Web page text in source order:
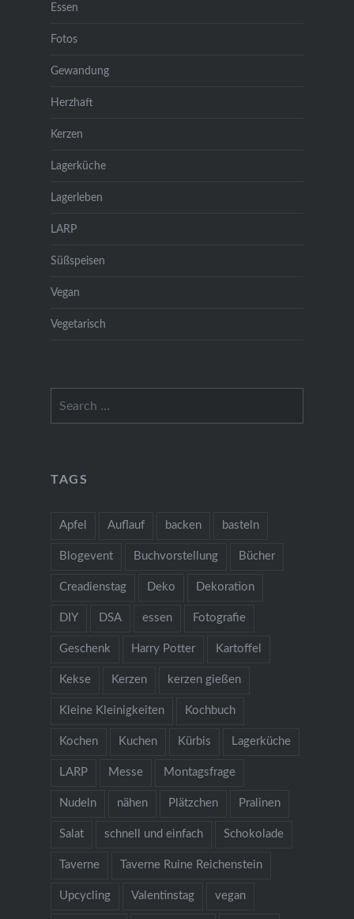
Essen
Fotos
Gewandung
Herzhaft
Kerzen
Lagerküche
Lagerleben
LARP
Süßspeisen
Vegan
Vegetarisch
for:
TAGS
Apfel Auflauf backen basteln
Blogevent Buchvorstellung Bücher
Creadienstag Deko Dekoration
DIY DSA essen Fotografie
Geschenk Harry Potter Kartoffel
Kekse Kerzen kerzen gießen
Kleine Kleinigkeiten Kochbuch
Kochen Kuchen Kürbis Lagerküche
LARP Messe Montagsfrage
Nudeln nähen Plätzchen Pralinen
Salat schnell und einfach Schokolade
Taverne Taverne Ruine Reichenstein
Upcycling Valentinstag vegan